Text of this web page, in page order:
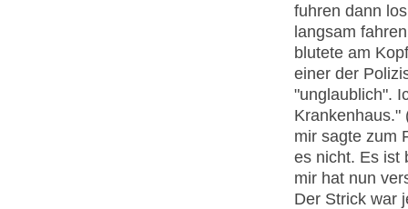
fuhren dann
langsam
blutete am
einer der
"unglaublich".
Krankenhaus."
mir sagte zum
es nicht. Es ist
mir hat nun
Der Strick war